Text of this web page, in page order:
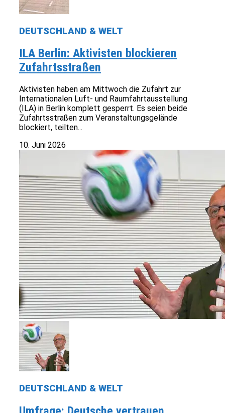
DEUTSCHLAND & WELT
ILA Berlin: Aktivisten blockieren
Zufahrtsstraßen
Aktivisten haben am Mittwoch die Zufahrt zur
Internationalen Luft- und Raumfahrtausstellung
(ILA) in Berlin komplett gesperrt. Es seien beide
Zufahrtsstraßen zum Veranstaltungsgelände
blockiert, teilten...
10. Juni 2026
DEUTSCHLAND & WELT